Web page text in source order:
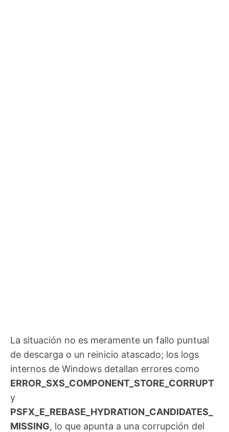
La situación no es meramente un fallo puntual
de descarga o un reinicio atascado; los logs
internos de Windows detallan errores como
ERROR_SXS_COMPONENT_STORE_CORRUPT
y
PSFX_E_REBASE_HYDRATION_CANDIDATES_
MISSING, lo que apunta a una corrupción del